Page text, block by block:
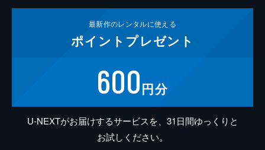
最新作のレンタルに使える
ポイント プレゼント
600円分
U-NEXTがお届けするサービスを、31日間ゆっくりと
お試しください。